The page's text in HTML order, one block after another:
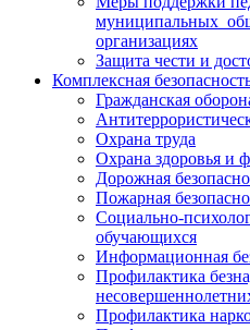
муниципальных
организациях
Защита чести и
Комплексная
Гражданская
Охрана труда
Охрана здоровья и
Дорожная
Пожарная
Социально-
обучающихся
Информационная
Профилактика
Профилактика